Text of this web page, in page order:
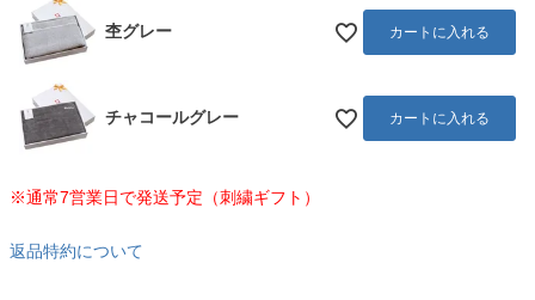
杢グレー カートに入れる
チャコールグレー カートに入れる
※通常7営業日で発送予定（刺繍ギフト）
返品特約について